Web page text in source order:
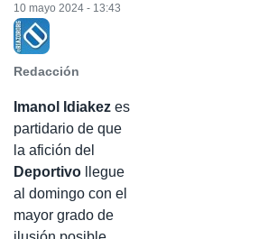
Redacción
10 mayo 2024 - 13:43
Imanol Idiakez es
partidario de que
la afición del
Deportivo llegue
al domingo con el
mayor grado de